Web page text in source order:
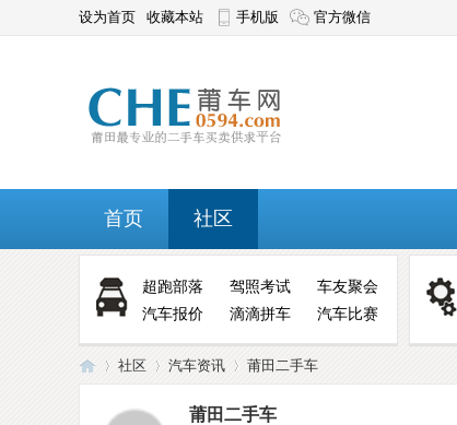
设为首页 收藏本站 手机版 官方微信
首页 社区
超跑部落 驾照考试
车友聚会
汽车报价
滴滴拼车 汽车比赛
社区 汽车资讯 莆田二手车
莆田二手车